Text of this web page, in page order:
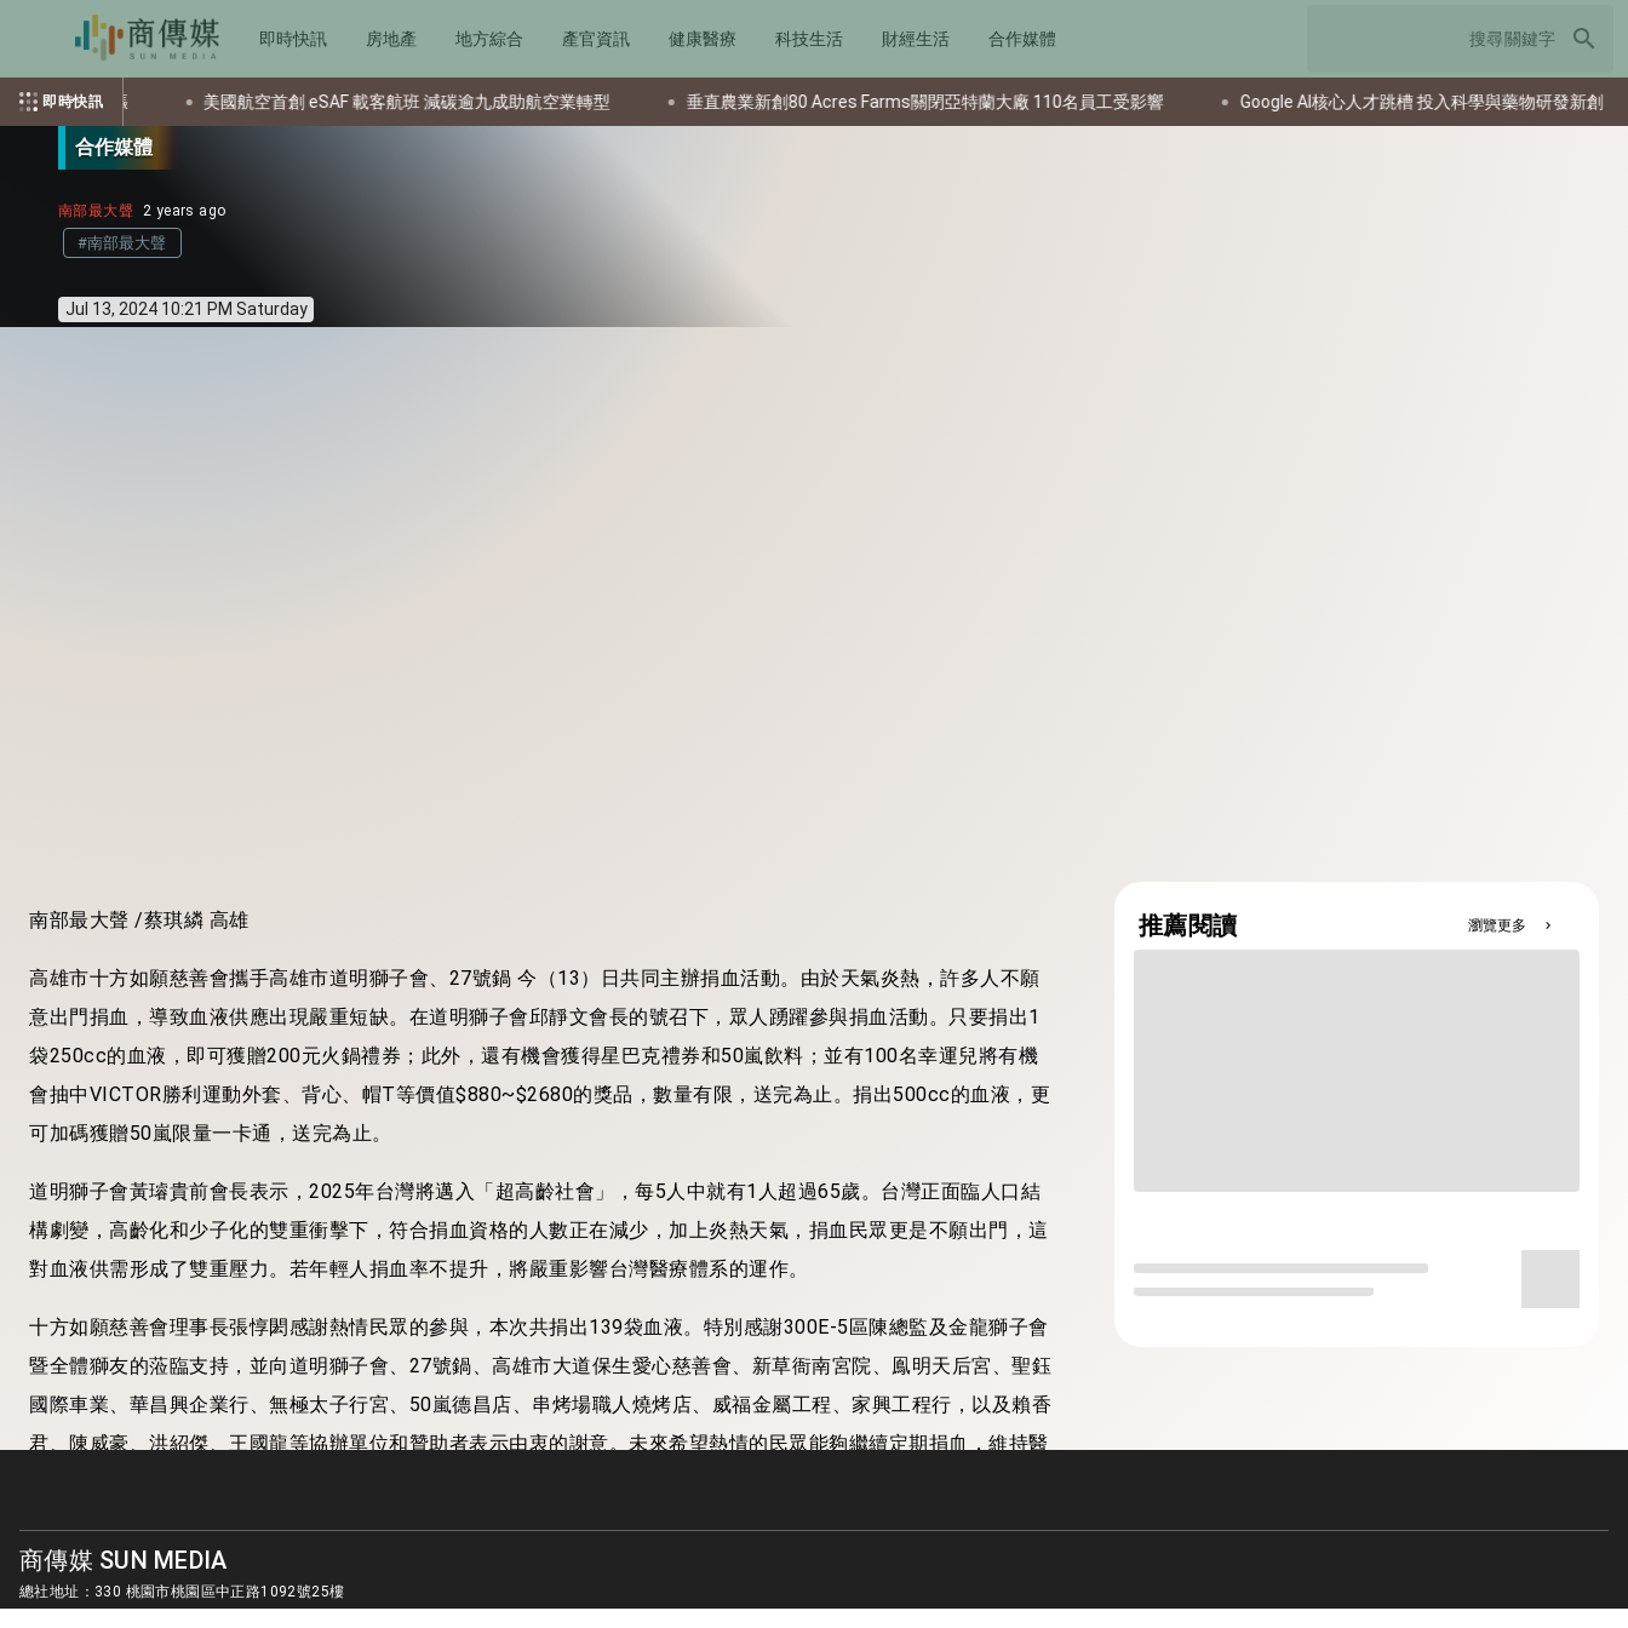
即時快訊 房地產 地方綜合 產官資訊 健康醫療 科技生活 財經生活 合作媒體 search
即時快訊
聲飆漲 美國航空首創 eSAF 載客航班 減碳逾九成助航空業轉型 垂直農業新創80 Acres Farms關閉亞特蘭大廠 110名員工受影響 Google AI核心人才跳槽 投入科學與藥物研發新創
合作媒體
南部最大聲 2 years ago
#南部最大聲
Jul 13, 2024 10:21 PM Saturday
南部最大聲 /蔡琪繗 高雄
高雄市十方如願慈善會攜手高雄市道明獅子會、27號鍋 今（13）日共同主辦捐血活動。由於天氣炎熱，許多人不願
意出門捐血，導致血液供應出現嚴重短缺。在道明獅子會邱靜文會長的號召下，眾人踴躍參與捐血活動。只要捐出1
袋250cc的血液，即可獲贈200元火鍋禮券；此外，還有機會獲得星巴克禮券和50嵐飲料；並有100名幸運兒將有機
會抽中VICTOR勝利運動外套、背心、帽T等價值$880~$2680的獎品，數量有限，送完為止。捐出500cc的血液，更
可加碼獲贈50嵐限量一卡通，送完為止。
道明獅子會黃璿貴前會長表示，2025年台灣將邁入「超高齡社會」，每5人中就有1人超過65歲。台灣正面臨人口結
構劇變，高齡化和少子化的雙重衝擊下，符合捐血資格的人數正在減少，加上炎熱天氣，捐血民眾更是不願出門，這
對血液供需形成了雙重壓力。若年輕人捐血率不提升，將嚴重影響台灣醫療體系的運作。
十方如願慈善會理事長張惇閎感謝熱情民眾的參與，本次共捐出139袋血液。特別感謝300E-5區陳總監及金龍獅子會
暨全體獅友的蒞臨支持，並向道明獅子會、27號鍋、高雄市大道保生愛心慈善會、新草衙南宮院、鳯明天后宮、聖鈺
國際車業、華昌興企業行、無極太子行宮、50嵐德昌店、串烤場職人燒烤店、威福金屬工程、家興工程行，以及賴香
君、陳威豪、洪紹傑、王國龍等協辦單位和贊助者表示由衷的謝意。未來希望熱情的民眾能夠繼續定期捐血，維持醫
推薦閱讀 瀏覽更多 chevron_right
商傳媒 SUN MEDIA
總社地址：330 桃園市桃園區中正路1092號25樓